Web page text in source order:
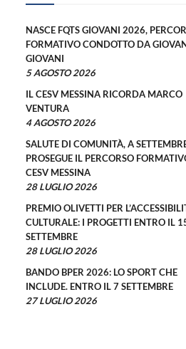
NASCE FQTS GIOVANI 2026,
FORMATIVO CONDOTTO DA
GIOVANI
5 AGOSTO 2026
IL CESV MESSINA RICORDA MARCO
VENTURA
4 AGOSTO 2026
SALUTE DI COMUNITÀ, A
PROSEGUE IL PERCORSO
CESV MESSINA
28 LUGLIO 2026
PREMIO OLIVETTI PER
CULTURALE: I PROGETTI ENTRO IL
SETTEMBRE
28 LUGLIO 2026
BANDO BPER 2026: LO SPORT CHE
INCLUDE. ENTRO IL 7 SETTEMBRE
27 LUGLIO 2026